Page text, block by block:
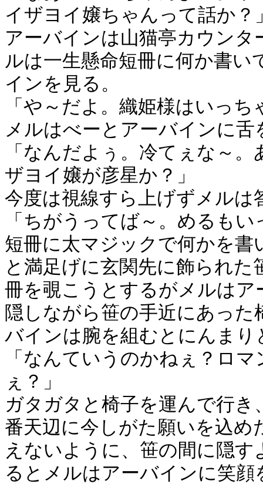
イザヨイ嬢ちゃんって話か？
アーバインは山猫亭カウン
ルは一生懸命短冊に何か書
インを見る。
「や～だよ。織姫様はいっ
メルはべーとアーバインに
「なんだよぅ。冷てぇな～
ザヨイ嬢が彦星か？」
今度は視線すら上げずメルは
「ちがうってば～。めるも
短冊に太マジックで何かを
と満足げに玄関先に飾られ
冊を覗こうとするがメルは
隠しながら笹の手近にあっ
バインは腕を組むとにんまり
「なんていうのかねぇ？ロ
ぇ？」
ガタガタと椅子を運んで行
番天辺に今しがた願いを込
えないように、笹の間に隠
るとメルはアーバインに笑顔